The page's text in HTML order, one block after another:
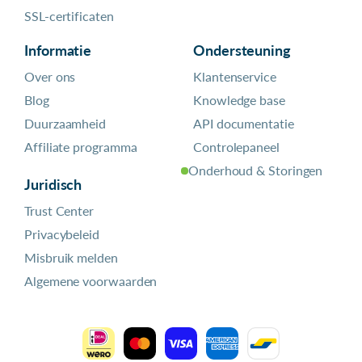
SSL-certificaten
Informatie
Over ons
Blog
Duurzaamheid
Affiliate programma
Juridisch
Trust Center
Privacybeleid
Misbruik melden
Algemene voorwaarden
Ondersteuning
Klantenservice
Knowledge base
API documentatie
Controlepaneel
Onderhoud & Storingen